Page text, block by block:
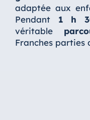
adaptée aux
Pendant 1 h
véritable
Franches parties